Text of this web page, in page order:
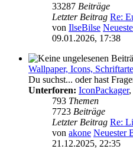
33287 Beiträge
Letzter Beitrag Re:
von IlseBilse
09.01.2026, 17:38
Wallpaper, Icons,
Du suchst... oder hast
Unterforen: IconPackager,
793 Themen
7723 Beiträge
Letzter Beitrag Re:
von akone Neuester
21.12.2025, 22:35